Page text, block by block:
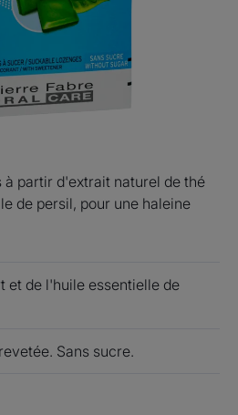
à partir d'extrait naturel de thé
de persil, pour une haleine
et de l'huile essentielle de
Sans sucre.